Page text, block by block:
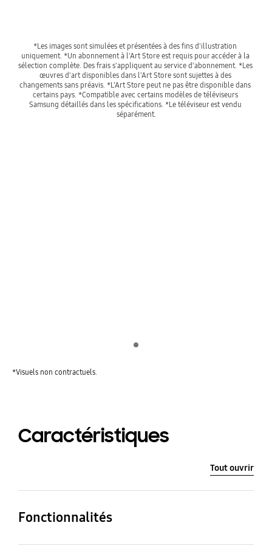
*Les images sont simulées et présentées à des fins d'illustration
uniquement. *Un abonnement à l'Art Store est requis pour accéder à la
sélection complète. Des frais s'appliquent au service d'abonnement. *Les
œuvres d'art disponibles dans l'Art Store sont sujettes à des
changements sans préavis. *L'Art Store peut ne pas être disponible dans
certains pays. *Compatible avec certains modèles de téléviseurs
Samsung détaillés dans les spécifications. *Le téléviseur est vendu
séparément.
*Visuels non contractuels.
Caractéristiques
Tout ouvrir
Fonctionnalités